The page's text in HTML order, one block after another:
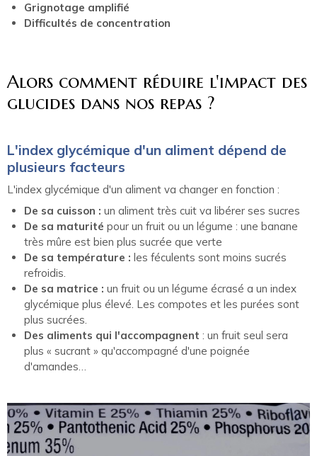
Grignotage amplifié
Difficultés de concentration
Alors comment réduire l'impact des
glucides dans nos repas ?
L'index glycémique d'un aliment dépend de
plusieurs facteurs
L'index glycémique d'un aliment va changer en fonction :
De sa cuisson : un aliment très cuit va libérer ses sucres
De sa maturité pour un fruit ou un légume : une banane
très mûre est bien plus sucrée que verte
De sa température : les féculents sont moins sucrés
refroidis.
De sa matrice : un fruit ou un légume écrasé a un index
glycémique plus élevé. Les compotes et les purées sont
plus sucrées.
Des aliments qui l'accompagnent : un fruit seul sera
plus « sucrant » qu'accompagné d'une poignée
d'amandes…